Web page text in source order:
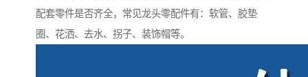
配套零件是否齐全，常见龙头零配件有：软管、胶垫
圈、花洒、去水、拐子、装饰帽等。